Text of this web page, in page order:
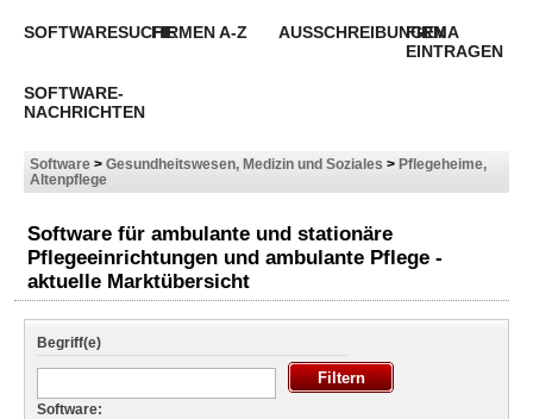
SOFTWARESUCHEFIRMEN A-Z AUSSCHREIBUNGEN
FIRMA
EINTRAGEN
SOFTWARE-
NACHRICHTEN
Software > Gesundheitswesen, Medizin und Soziales > Pflegeheime,
Altenpflege
Software für ambulante und stationäre
Pflegeeinrichtungen und ambulante Pflege -
aktuelle Marktübersicht
Begriff(e)
Software: